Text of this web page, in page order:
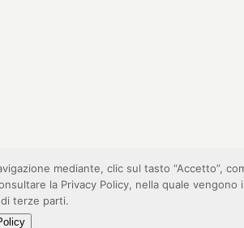
mediante, clic sul tasto “Accetto”,
la Privacy Policy, nella quale vengono
terze parti.